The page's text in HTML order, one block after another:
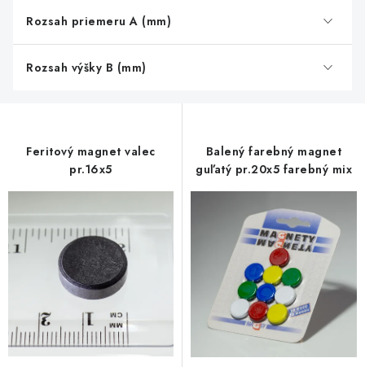
Rozsah priemeru A (mm)
Rozsah výšky B (mm)
Feritový magnet valec
pr.16x5
Balený farebný magnet
guľatý pr.20x5 farebný mix